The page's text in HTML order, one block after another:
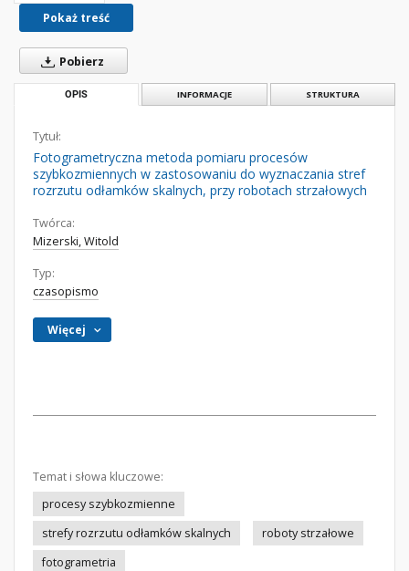
Pokaż treść
Pobierz
OPIS INFORMACJE STRUKTURA
Tytuł:
Fotogrametryczna metoda pomiaru procesów
szybkozmiennych w zastosowaniu do wyznaczania stref
rozrzutu odłamków skalnych, przy robotach strzałowych
Twórca:
Mizerski, Witold
Typ:
czasopismo
Więcej
Temat i słowa kluczowe:
procesy szybkozmienne
strefy rozrzutu odłamków skalnych
roboty strzałowe
fotogrametria